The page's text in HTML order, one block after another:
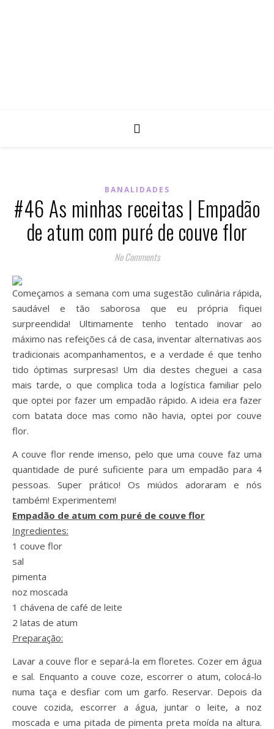
BANALIDADES
#46 As minhas receitas | Empadão
de atum com puré de couve flor
No Comments
Começamos a semana com uma sugestão culinária rápida,
saudável e tão saborosa que eu própria fiquei
surpreendida! Ultimamente tenho tentado inovar ao
máximo nas refeições cá de casa, inventar alternativas aos
tradicionais acompanhamentos, e a verdade é que tenho
tido óptimas surpresas! Um dia destes cheguei a casa
mais tarde, o que complica toda a logística familiar pelo
que optei por fazer um empadão rápido. A ideia era fazer
com batata doce mas como não havia, optei por couve
flor.
A couve flor rende imenso, pelo que uma couve faz uma
quantidade de puré suficiente para um empadão para 4
pessoas. Super prático! Os miúdos adoraram e nós
também! Experimentem!
Empadão de atum com puré de couve flor
Ingredientes:
1 couve flor
sal
pimenta
noz moscada
1 chávena de café de leite
2 latas de atum
Preparação:
Lavar a couve flor e separá-la em floretes. Cozer em água
e sal. Enquanto a couve coze, escorrer o atum, colocá-lo
numa taça e desfiar com um garfo. Reservar. Depois da
couve cozida, escorrer a água, juntar o leite, a noz
moscada e uma pitada de pimenta preta moída na altura.